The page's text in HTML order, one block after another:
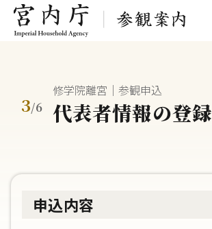
3/6
修学院離宮｜参観申込
代表者情報の登録
申込内容